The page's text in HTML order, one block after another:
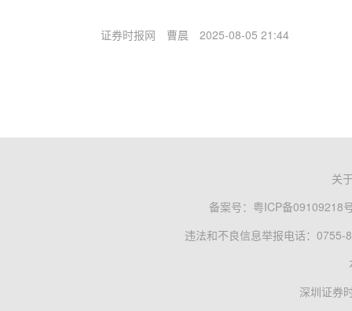
证券时报网 曹晨 2025-08-05 21:44
关
备案号： 粤ICP备09109218
违法和不良信息举报电话：0755-
深圳证券